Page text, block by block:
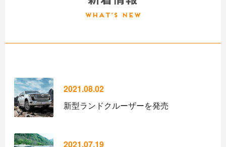
2021.08.02
新型ランドクルーザーを発売
2021.07.19